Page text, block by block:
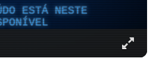
ESTÁ NESTE